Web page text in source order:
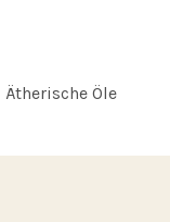
Ätherische Öle